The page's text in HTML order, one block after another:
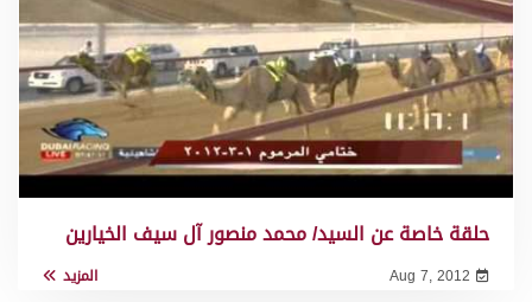
حلقة خاصة عن السيد/ محمد منصور آل سيف الخيارين
Aug 7, 2012 المزيد